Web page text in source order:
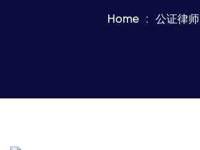
Home 公证律师